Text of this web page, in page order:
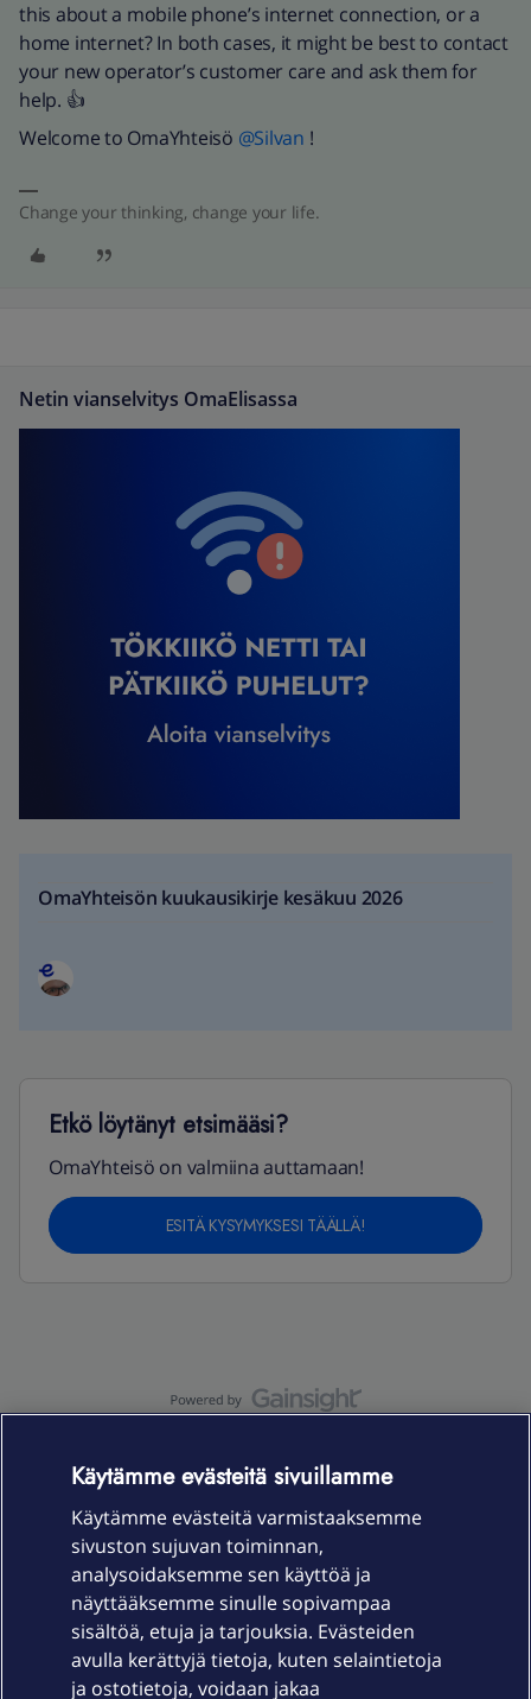
this about a mobile phone’s internet connection, or a
home internet? In both cases, it might be best to contact
your new operator’s customer care and ask them for
help. 👍
Welcome to OmaYhteisö ​ @Silvan !
Change your thinking, change your life.
Netin vianselvitys OmaElisassa
OmaYhteisön kuukausikirje kesäkuu 2026
Etkö löytänyt etsimääsi?
OmaYhteisö on valmiina auttamaan!
ESITÄ KYSYMYKSESI TÄÄLLÄ!
Laitteet & liittymät
Palvelut
Käytämme evästeitä sivuillamme
Käytämme evästeitä varmistaaksemme
sivuston sujuvan toiminnan,
analysoidaksemme sen käyttöä ja
näyttääksemme sinulle sopivampaa
sisältöä, etuja ja tarjouksia. Evästeiden
avulla kerättyjä tietoja, kuten selaintietoja
ja ostotietoja, voidaan jakaa